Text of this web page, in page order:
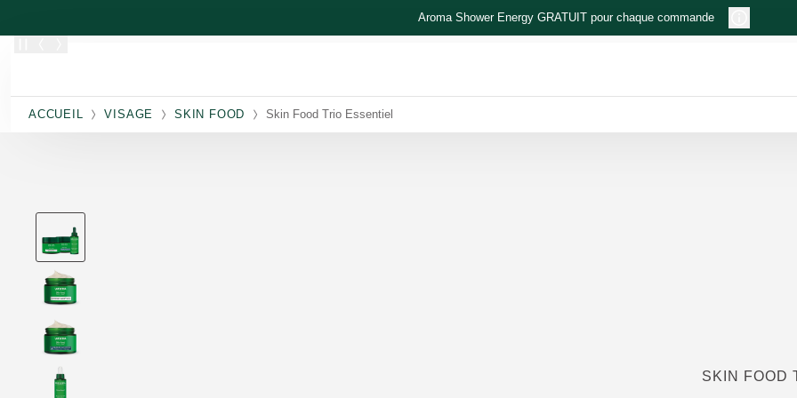
Aroma Shower Energy GRATUIT pour chaque commande
ACCUEIL VISAGE SKIN FOOD Skin Food Trio Essentiel
SKIN FOOD